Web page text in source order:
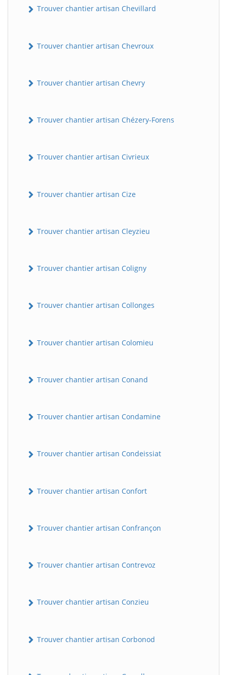
Trouver chantier artisan Chevillard
Trouver chantier artisan Chevroux
Trouver chantier artisan Chevry
Trouver chantier artisan Chézery-Forens
Trouver chantier artisan Civrieux
Trouver chantier artisan Cize
Trouver chantier artisan Cleyzieu
Trouver chantier artisan Coligny
Trouver chantier artisan Collonges
Trouver chantier artisan Colomieu
Trouver chantier artisan Conand
Trouver chantier artisan Condamine
Trouver chantier artisan Condeissiat
Trouver chantier artisan Confort
Trouver chantier artisan Confrançon
Trouver chantier artisan Contrevoz
Trouver chantier artisan Conzieu
Trouver chantier artisan Corbonod
BatiWebPro